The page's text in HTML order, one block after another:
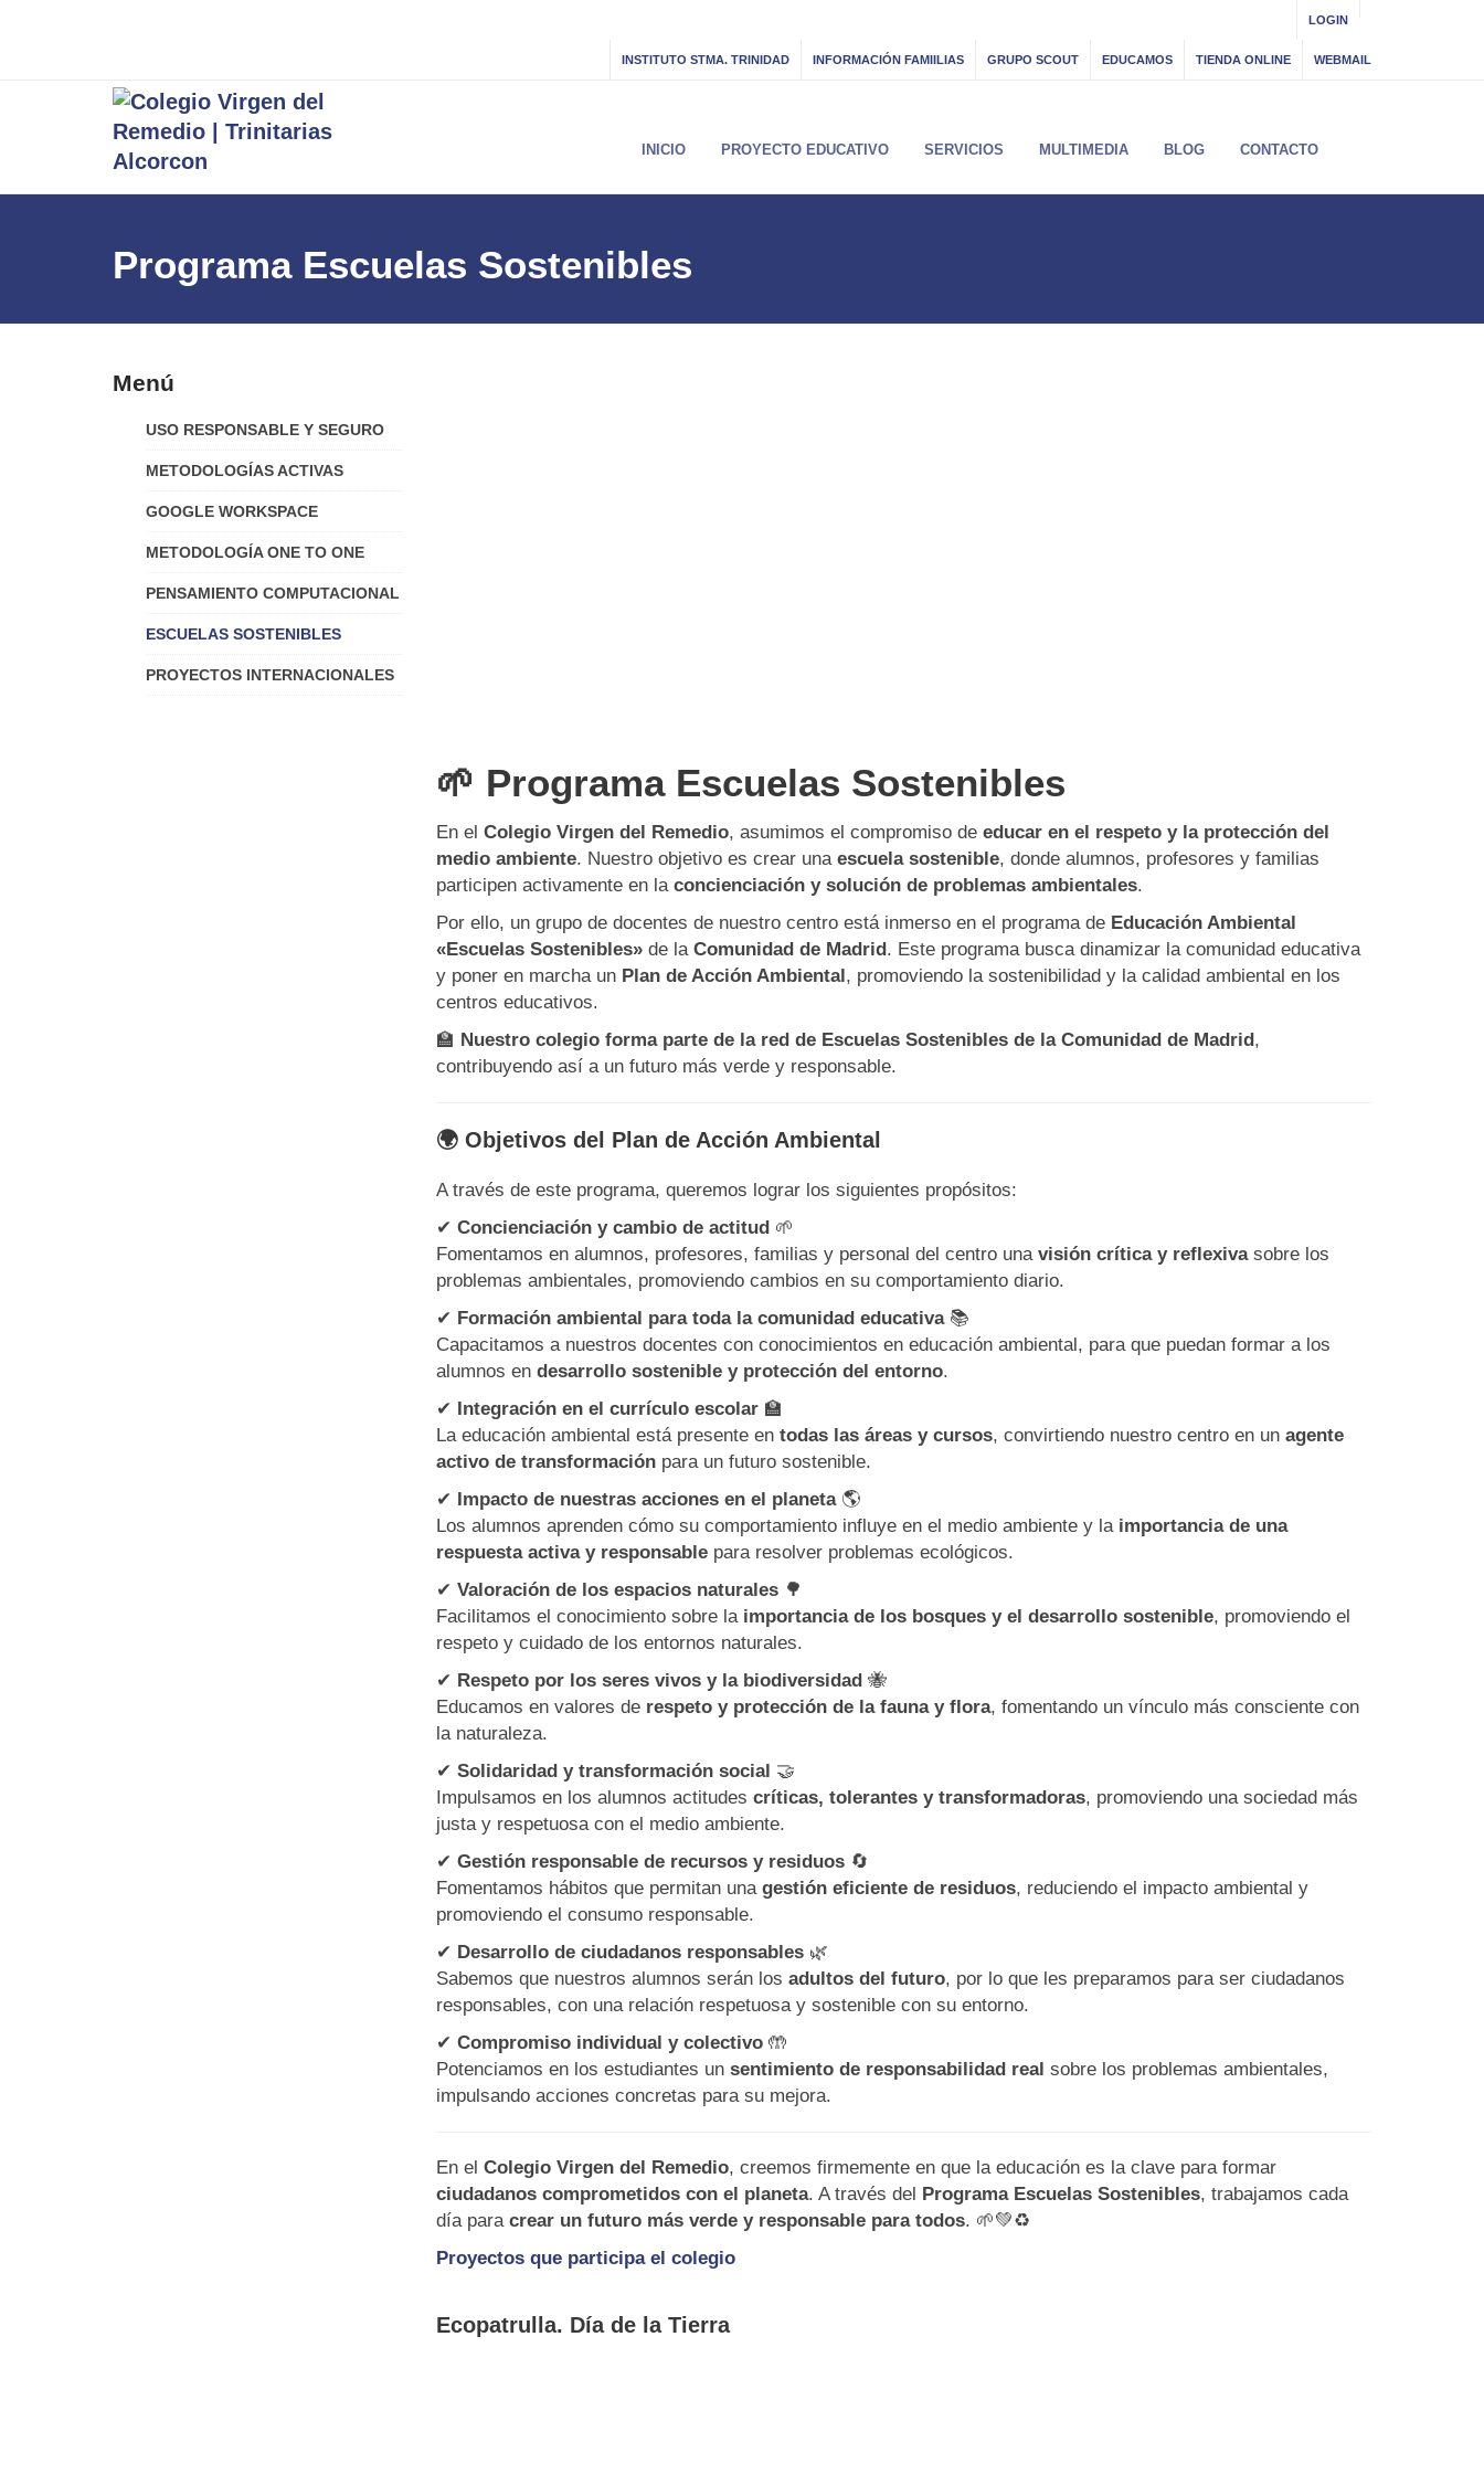
LOGIN
INSTITUTO STMA. TRINIDAD INFORMACIÓN FAMIILIAS GRUPO SCOUT EDUCAMOS TIENDA ONLINE WEBMAIL
INICIO PROYECTO EDUCATIVO SERVICIOS MULTIMEDIA BLOG CONTACTO
Programa Escuelas Sostenibles
Menú
USO RESPONSABLE Y SEGURO
METODOLOGÍAS ACTIVAS
GOOGLE WORKSPACE
METODOLOGÍA ONE TO ONE
PENSAMIENTO COMPUTACIONAL
ESCUELAS SOSTENIBLES
PROYECTOS INTERNACIONALES
🌱 Programa Escuelas Sostenibles
En el Colegio Virgen del Remedio, asumimos el compromiso de educar en el respeto y la protección del
medio ambiente. Nuestro objetivo es crear una escuela sostenible, donde alumnos, profesores y familias
participen activamente en la concienciación y solución de problemas ambientales.
Por ello, un grupo de docentes de nuestro centro está inmerso en el programa de Educación Ambiental
«Escuelas Sostenibles»de la Comunidad de Madrid. Este programa busca dinamizar la comunidad educativa
y poner en marcha un Plan de Acción Ambiental, promoviendo la sostenibilidad y la calidad ambiental en los
centros educativos.
🏫 Nuestro colegio forma parte de la red de Escuelas Sostenibles de la Comunidad de Madrid,
contribuyendo así a un futuro más verde y responsable.
🌍 Objetivos del Plan de Acción Ambiental
A través de este programa, queremos lograr los siguientes propósitos:
✔ Concienciación y cambio de actitud🌱
Fomentamos en alumnos, profesores, familias y personal del centro una visión crítica y reflexivasobre los
problemas ambientales, promoviendo cambios en su comportamiento diario.
✔ Formación ambiental para toda la comunidad educativa📚
Capacitamos a nuestros docentes con conocimientos en educación ambiental, para que puedan formar a los
alumnos en desarrollo sostenible y protección del entorno.
✔ Integración en el currículo escolar🏫
La educación ambiental está presente en todas las áreas y cursos, convirtiendo nuestro centro en un agente
activo de transformaciónpara un futuro sostenible.
✔ Impacto de nuestras acciones en el planeta🌎
Los alumnos aprenden cómo su comportamiento influye en el medio ambiente y la importancia de una
respuesta activa y responsablepara resolver problemas ecológicos.
✔ Valoración de los espacios naturales🌳
Facilitamos el conocimiento sobre la importancia de los bosques y el desarrollo sostenible, promoviendo el
respeto y cuidado de los entornos naturales.
✔ Respeto por los seres vivos y la biodiversidad🐝
Educamos en valores de respeto y protección de la fauna y flora, fomentando un vínculo más consciente con
la naturaleza.
✔ Solidaridad y transformación social 🤝
Impulsamos en los alumnos actitudes críticas, tolerantes y transformadoras, promoviendo una sociedad más
justa y respetuosa con el medio ambiente.
✔ Gestión responsable de recursos y residuos🔄
Fomentamos hábitos que permitan una gestión eficiente de residuos, reduciendo el impacto ambiental y
promoviendo el consumo responsable.
✔ Desarrollo de ciudadanos responsables🌿
Sabemos que nuestros alumnos serán los adultos del futuro, por lo que les preparamos para ser ciudadanos
responsables, con una relación respetuosa y sostenible con su entorno.
✔ Compromiso individual y colectivo🤲
Potenciamos en los estudiantes un sentimiento de responsabilidad real sobre los problemas ambientales,
impulsando acciones concretas para su mejora.
En el Colegio Virgen del Remedio, creemos firmemente en que la educación es la clave para formar
ciudadanos comprometidos con el planeta. A través del Programa Escuelas Sostenibles, trabajamos cada
día para crear un futuro más verde y responsable para todos. 🌱💚♻
Proyectos que participa el colegio
Ecopatrulla. Día de la Tierra